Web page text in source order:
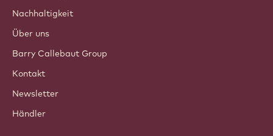
Nachhaltigkeit
Über uns
Barry Callebaut Group
Kontakt
Newsletter
Händler